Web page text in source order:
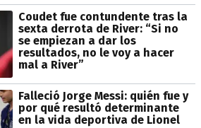
Coudet fue contundente tras la
sexta derrota de River: “Si no
se empiezan a dar los
resultados, no le voy a hacer
mal a River”
Falleció Jorge Messi: quién fue y
por qué resultó determinante
en la vida deportiva de Lionel